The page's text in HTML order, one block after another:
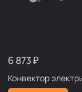
6 873 ₽